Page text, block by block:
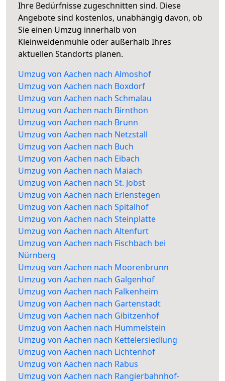
Ihre Bedürfnisse zugeschnitten sind. Diese
Angebote sind kostenlos, unabhängig davon, ob
Sie einen Umzug innerhalb von
Kleinweidenmühle oder außerhalb Ihres
aktuellen Standorts planen.
Umzug von Aachen nach Almoshof
Umzug von Aachen nach Boxdorf
Umzug von Aachen nach Schmalau
Umzug von Aachen nach Birnthon
Umzug von Aachen nach Brunn
Umzug von Aachen nach Netzstall
Umzug von Aachen nach Buch
Umzug von Aachen nach Eibach
Umzug von Aachen nach Maiach
Umzug von Aachen nach St. Jobst
Umzug von Aachen nach Erlenstegen
Umzug von Aachen nach Spitalhof
Umzug von Aachen nach Steinplatte
Umzug von Aachen nach Altenfurt
Umzug von Aachen nach Fischbach bei
Nürnberg
Umzug von Aachen nach Moorenbrunn
Umzug von Aachen nach Galgenhof
Umzug von Aachen nach Falkenheim
Umzug von Aachen nach Gartenstadt
Umzug von Aachen nach Gibitzenhof
Umzug von Aachen nach Hummelstein
Umzug von Aachen nach Kettelersiedlung
Umzug von Aachen nach Lichtenhof
Umzug von Aachen nach Rabus
Umzug von Aachen nach Rangierbahnhof-